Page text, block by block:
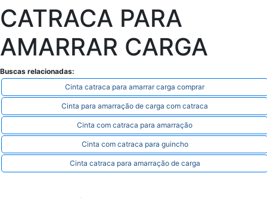
CATRACA PARA
AMARRAR CARGA
Buscas relacionadas:
Cinta catraca para amarrar carga comprar
Cinta para amarração de carga com catraca
Cinta com catraca para amarração
Cinta com catraca para guincho
Cinta catraca para amarração de carga